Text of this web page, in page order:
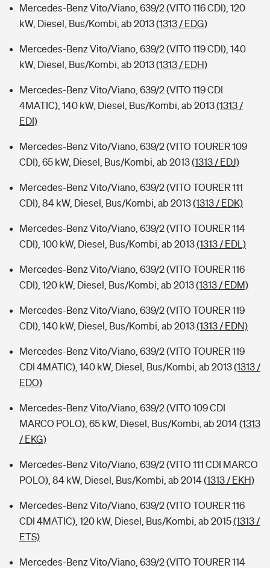
Mercedes-Benz Vito/Viano, 639/2 (VITO 116 CDI), 120
kW, Diesel, Bus/Kombi, ab 2013(1313 / EDG)
Mercedes-Benz Vito/Viano, 639/2 (VITO 119 CDI), 140
kW, Diesel, Bus/Kombi, ab 2013(1313 / EDH)
Mercedes-Benz Vito/Viano, 639/2 (VITO 119 CDI
4MATIC), 140 kW, Diesel, Bus/Kombi, ab 2013(1313 /
EDI)
Mercedes-Benz Vito/Viano, 639/2 (VITO TOURER 109
CDI), 65 kW, Diesel, Bus/Kombi, ab 2013(1313 / EDJ)
Mercedes-Benz Vito/Viano, 639/2 (VITO TOURER 111
CDI), 84 kW, Diesel, Bus/Kombi, ab 2013(1313 / EDK)
Mercedes-Benz Vito/Viano, 639/2 (VITO TOURER 114
CDI), 100 kW, Diesel, Bus/Kombi, ab 2013(1313 / EDL)
Mercedes-Benz Vito/Viano, 639/2 (VITO TOURER 116
CDI), 120 kW, Diesel, Bus/Kombi, ab 2013(1313 / EDM)
Mercedes-Benz Vito/Viano, 639/2 (VITO TOURER 119
CDI), 140 kW, Diesel, Bus/Kombi, ab 2013(1313 / EDN)
Mercedes-Benz Vito/Viano, 639/2 (VITO TOURER 119
CDI 4MATIC), 140 kW, Diesel, Bus/Kombi, ab 2013(1313 /
EDO)
Mercedes-Benz Vito/Viano, 639/2 (VITO 109 CDI
MARCO POLO), 65 kW, Diesel, Bus/Kombi, ab 2014(1313
/ EKG)
Mercedes-Benz Vito/Viano, 639/2 (VITO 111 CDI MARCO
POLO), 84 kW, Diesel, Bus/Kombi, ab 2014(1313 / EKH)
Mercedes-Benz Vito/Viano, 639/2 (VITO TOURER 116
CDI 4MATIC), 120 kW, Diesel, Bus/Kombi, ab 2015(1313 /
ETS)
Mercedes-Benz Vito/Viano, 639/2 (VITO TOURER 114